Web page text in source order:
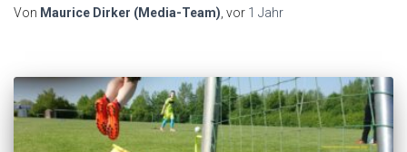
Von Maurice Dirker (Media-Team) , vor 1 Jahr